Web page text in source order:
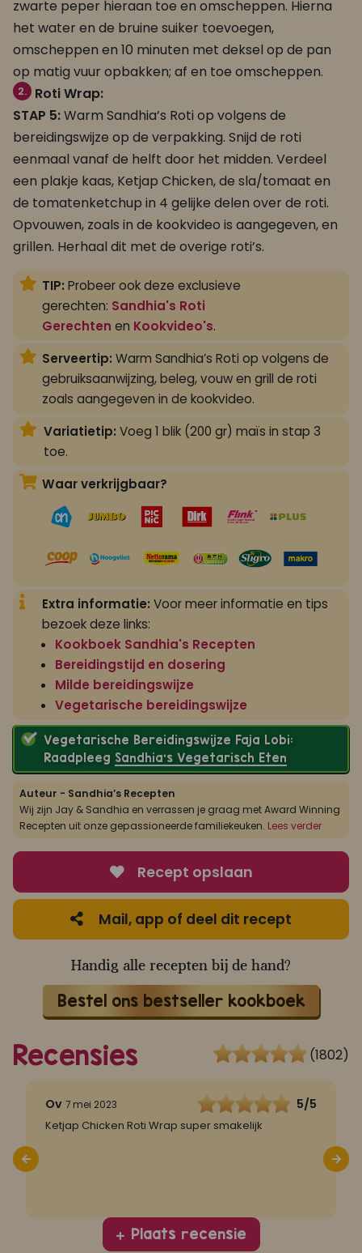
zwarte peper hieraan toe en omscheppen. Hierna
het water en de bruine suiker toevoegen,
omscheppen en 10 minuten met deksel op de pan
op matig vuur opbakken; af en toe omscheppen.
2.
Roti Wrap:
STAP 5:Warm Sandhia’s Roti op volgens de
bereidingswijze op de verpakking. Snijd de roti
eenmaal vanaf de helft door het midden. Verdeel
een plakje kaas, Ketjap Chicken, de sla/tomaat en
de tomatenketchup in 4 gelijke delen over de roti.
Opvouwen, zoals in de kookvideo is aangegeven, en
grillen. Herhaal dit met de overige roti’s.
TIP: Probeer ook deze exclusieve
gerechten: Sandhia's Roti
Gerechten en Kookvideo's.
Serveertip: Warm Sandhia’s Roti op volgens de
gebruiksaanwijzing, beleg, vouw en grill de roti
zoals aangegeven in de kookvideo.
Variatietip: Voeg 1 blik (200 gr) maïs in stap 3
toe.
Waar verkrijgbaar?
Extra informatie: Voor meer informatie en tips
bezoek deze links:
Kookboek Sandhia's Recepten
Bereidingstijd en dosering
Milde bereidingswijze
Vegetarische bereidingswijze
Vegetarische Bereidingswijze Faja Lobi:
Raadpleeg Sandhia’s Vegetarisch Eten
Auteur - Sandhia’s Recepten
Wij zijn Jay & Sandhia en verrassen je graag met Award Winning
Recepten uit onze gepassioneerde familiekeuken. Lees verder
Recept opslaan
Mail, app of deel dit recept
Handig alle recepten bij de hand?
Bestel ons bestseller kookboek
Recensies (1802)
Ov 7 mei 2023 5/5
Ketjap Chicken Roti Wrap super smakelijk
Plaats recensie